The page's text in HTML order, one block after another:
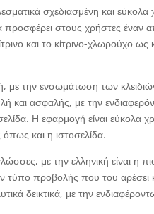
σχεδιασμένη και
προσφέρει στους χρήστες έναν
και το κίτρινο-χλωρούχο
με την ενσωμάτωση των
ασφαλής, με την
Η εφαρμογή είναι εύκολα
όπως και η ιστοσελίδα.
με την ελληνική είναι η
τύπο προβολής που του αρέσει
δεικτικά, με την